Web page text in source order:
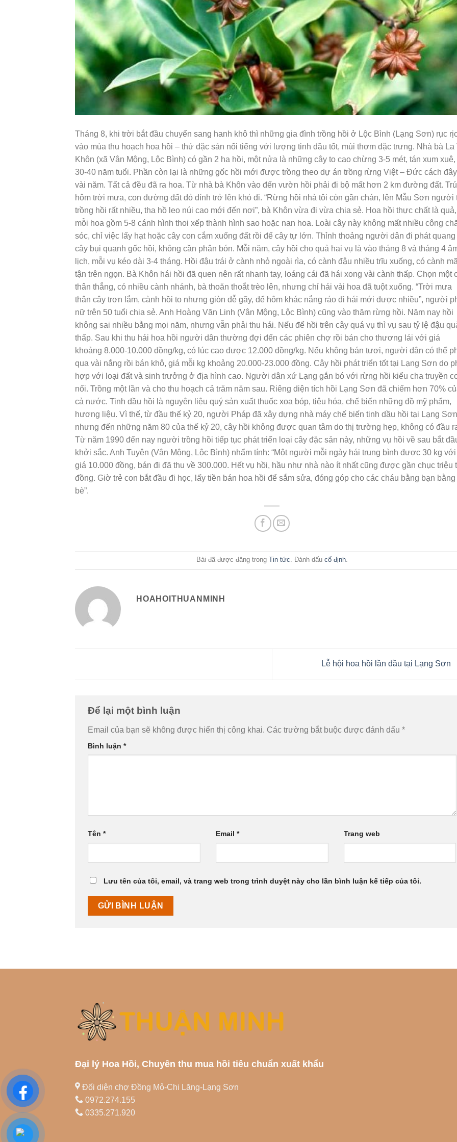
Tháng 8, khi trời bắt đầu chuyển sang hanh khô thì những gia đình trồng hồi ở Lộc Bình (Lạng Sơn) rục
vào mùa thu hoạch hoa hồi – thứ đặc sản nổi tiếng với lượng tinh dầu tốt, mùi thơm đặc trưng. Nhà bà La
Khôn (xã Vân Mộng, Lộc Bình) có gần 2 ha hồi, một nửa là những cây to cao chừng 3-5 mét, tán xum xuê,
30-40 năm tuổi. Phần còn lại là những gốc hồi mới được trồng theo dự án trồng rừng Việt – Đức cách đây
vài năm. Tất cả đều đã ra hoa. Từ nhà bà Khôn vào đến vườn hồi phải đi bộ mất hơn 2 km đường đất.
hôm trời mưa, con đường đất đỏ dính trở lên khó đi. “Rừng hồi nhà tôi còn gần chán, lên Mẫu Sơn người
trồng hồi rất nhiều, tha hồ leo núi cao mới đến nơi”, bà Khôn vừa đi vừa chia sẻ. Hoa hồi thực chất là quả,
mỗi hoa gồm 5-8 cánh hình thoi xếp thành hình sao hoặc nan hoa. Loài cây này không mất nhiều công
sóc, chỉ việc lấy hạt hoặc cây con cắm xuống đất rồi để cây tự lớn. Thỉnh thoảng người dân đi phát quang
cây bụi quanh gốc hồi, không cần phân bón. Mỗi năm, cây hồi cho quả hai vụ là vào tháng 8 và tháng 4
lịch, mỗi vụ kéo dài 3-4 tháng. Hồi đậu trái ở cành nhỏ ngoài rìa, có cành đậu nhiều trĩu xuống, có cành
tận trên ngọn. Bà Khôn hái hồi đã quen nên rất nhanh tay, loáng cái đã hái xong vài cành thấp. Chọn một
thân thẳng, có nhiều cành nhánh, bà thoăn thoắt trèo lên, nhưng chỉ hái vài hoa đã tuột xuống. “Trời mưa
thân cây trơn lắm, cành hồi to nhưng giòn dễ gãy, để hôm khác nắng ráo đi hái mới được nhiều”, người
nữ trên 50 tuổi chia sẻ. Anh Hoàng Văn Linh (Vân Mộng, Lộc Bình) cũng vào thăm rừng hồi. Năm nay hồi
không sai nhiều bằng mọi năm, nhưng vẫn phải thu hái. Nếu để hồi trên cây quá vụ thì vụ sau tỷ lệ đậu
thấp. Sau khi thu hái hoa hồi người dân thường đợi đến các phiên chợ rồi bán cho thương lái với giá
khoảng 8.000-10.000 đồng/kg, có lúc cao được 12.000 đồng/kg. Nếu không bán tươi, người dân có thể
qua vài nắng rồi bán khô, giá mỗi kg khoảng 20.000-23.000 đồng. Cây hồi phát triển tốt tại Lạng Sơn do
hợp với loại đất và sinh trưởng ở địa hình cao. Người dân xứ Lạng gắn bó với rừng hồi kiểu cha truyền
nối. Trồng một lần và cho thu hoạch cả trăm năm sau. Riêng diện tích hồi Lạng Sơn đã chiếm hơn 70%
cả nước. Tinh dầu hồi là nguyên liệu quý sản xuất thuốc xoa bóp, tiêu hóa, chế biến những đồ mỹ phẩm,
hương liệu. Vì thế, từ đầu thế kỷ 20, người Pháp đã xây dựng nhà máy chế biến tinh dầu hồi tại Lạng
nhưng đến những năm 80 của thế kỷ 20, cây hồi không được quan tâm do thị trường hẹp, không có đầu
Từ năm 1990 đến nay người trồng hồi tiếp tục phát triển loại cây đặc sản này, những vụ hồi về sau bắt
khởi sắc. Anh Tuyên (Vân Mộng, Lộc Bình) nhẩm tính: “Một người mỗi ngày hái trung bình được 30 kg với
giá 10.000 đồng, bán đi đã thu về 300.000. Hết vụ hồi, hầu như nhà nào ít nhất cũng được gần chục triệu
đồng. Giờ trẻ con bắt đầu đi học, lấy tiền bán hoa hồi để sắm sửa, đóng góp cho các cháu bằng bạn bằng
bè”.
Bài đã được đăng trong Tin tức . Đánh dấu cố định.
HOAHOITHUANMINH
Lễ hội hoa hồi lần đầu tại Lạng Sơn
Để lại một bình luận
Email của bạn sẽ không được hiển thị công khai. Các trường bắt buộc được đánh dấu *
Bình luận *
Tên * Email * Trang web
Lưu tên của tôi, email, và trang web trong trình duyệt này cho lần bình luận kế tiếp của tôi.
Đại lý Hoa Hồi, Chuyên thu mua hồi tiêu chuẩn xuất khẩu
Đối diện chợ Đồng Mỏ-Chi Lăng-Lạng Sơn
0972.274.155
0335.271.920